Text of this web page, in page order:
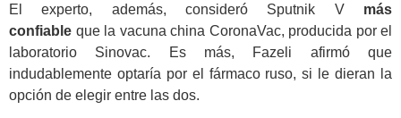
El experto, además, consideró Sputnik V más
confiable que la vacuna china CoronaVac, producida por el
laboratorio Sinovac. Es más, Fazeli afirmó que
indudablemente optaría por el fármaco ruso, si le dieran la
opción de elegir entre las dos.